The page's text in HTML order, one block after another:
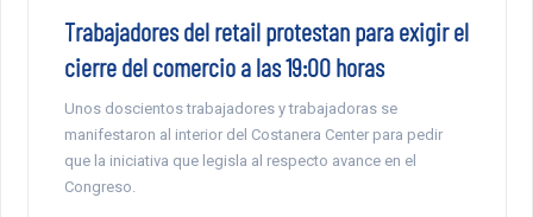
Trabajadores del retail protestan para exigir el
cierre del comercio a las 19:00 horas
Unos doscientos trabajadores y trabajadoras se
manifestaron al interior del Costanera Center para pedir
que la iniciativa que legisla al respecto avance en el
Congreso.